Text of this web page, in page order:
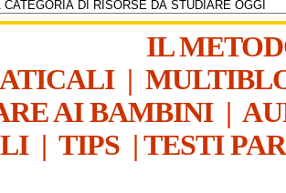
IL
|
AI BAMBINI|
| TIPS | TESTI